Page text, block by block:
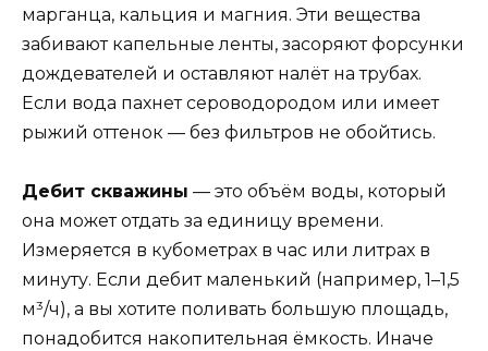
марганца, кальция и магния. Эти вещества
забивают капельные ленты, засоряют форсунки
дождевателей и оставляют налёт на трубах.
Если вода пахнет сероводородом или имеет
рыжий оттенок — без фильтров не обойтись.
Дебит скважины — это объём воды, который
она может отдать за единицу времени.
Измеряется в кубометрах в час или литрах в
минуту. Если дебит маленький (например, 1–1,5
м³/ч), а вы хотите поливать большую площадь,
понадобится накопительная ёмкость. Иначе